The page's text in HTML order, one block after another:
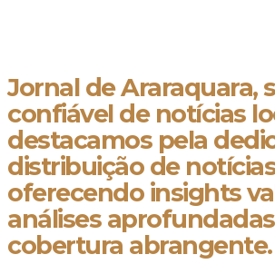
Jornal de Araraquara,
confiável de notícias
destacamos pela
distribuição de
oferecendo insights
análises
cobertura abrangente.